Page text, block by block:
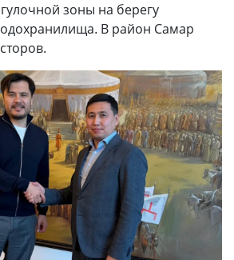
зоны на берегу
В район Самар